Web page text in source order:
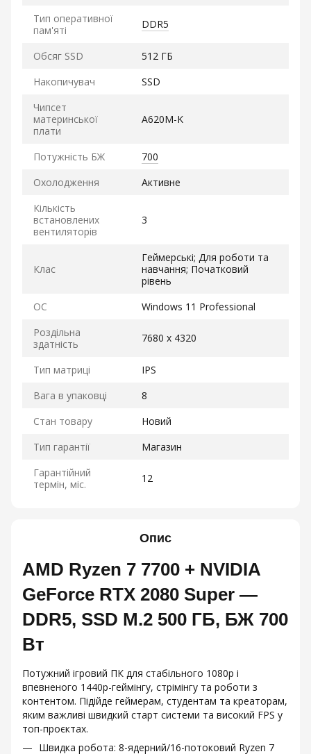
Тип оперативної
пам'яті
DDR5
Обсяг SSD
512 ГБ
Накопичувач
SSD
Чипсет
материнської
плати
A620M-K
Потужність БЖ
700
Охолодження
Активне
Кількість
встановлених
вентиляторів
3
Клас
Геймерські; Для роботи та
навчання; Початковий
рівень
ОС
Windows 11 Professional
Роздільна
здатність
7680 x 4320
Тип матриці
IPS
Вага в упаковці
8
Стан товару
Новий
Тип гарантії
Магазин
Гарантійний
термін, міс.
12
Опис
AMD Ryzen 7 7700 + NVIDIA
GeForce RTX 2080 Super —
DDR5, SSD M.2 500 ГБ, БЖ 700
Вт
Потужний ігровий ПК для стабільного 1080p і
впевненого 1440p-геймінгу, стрімінгу та роботи з
контентом. Підійде геймерам, студентам та креаторам,
яким важливі швидкий старт системи та високий FPS у
топ-проєктах.
Швидка робота: 8-ядерний/16-потоковий Ryzen 7